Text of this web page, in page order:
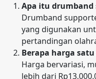
Apa itu drumband
Drumband
yang digunakan
pertandingan
Berapa harga
Harga bervariasi,
lebih dari